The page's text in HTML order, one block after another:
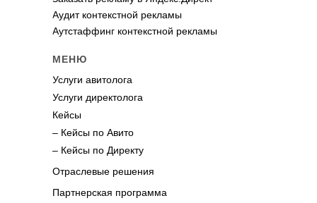
Аутстаффинг контекстной рекламы
МЕНЮ
Кейсы
Отраслевые решения
Партнерская программа
Услуги авитолога
Услуги директолога
– Кейсы по Авито
– Кейсы по Директу
Аудит контекстной рекламы